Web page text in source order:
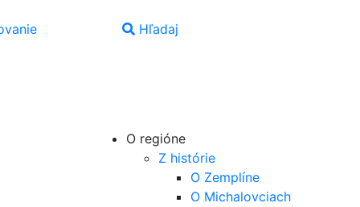
Hľadaj
O regióne
Z histórie
O Zemplíne
O Michalovciach